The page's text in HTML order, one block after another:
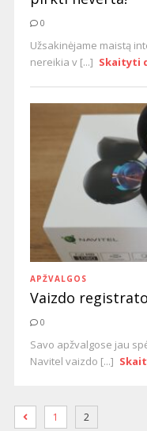
0
Užsakinėjame maistą
nereikia v [...] Skaityti
APŽVALGOS
Vaizdo
0
Savo apžvalgose jau
Navitel vaizdo [...]
1 2